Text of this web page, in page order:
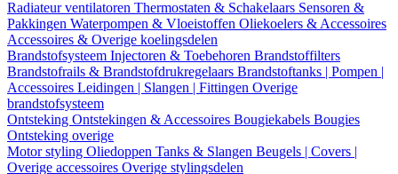
Radiateur ventilatoren Thermostaten & Schakelaars Sensoren &
Pakkingen Waterpompen & Vloeistoffen Oliekoelers & Accessoires
Accessoires & Overige koelingsdelen
Brandstofsysteem Injectoren & Toebehoren Brandstoffilters
Brandstofrails & Brandstofdrukregelaars Brandstoftanks | Pompen |
Accessoires Leidingen | Slangen | Fittingen Overige
brandstofsysteem
Ontsteking Ontstekingen & Accessoires Bougiekabels Bougies
Ontsteking overige
Motor styling Oliedoppen Tanks & Slangen Beugels | Covers |
Overige accessoires Overige stylingsdelen